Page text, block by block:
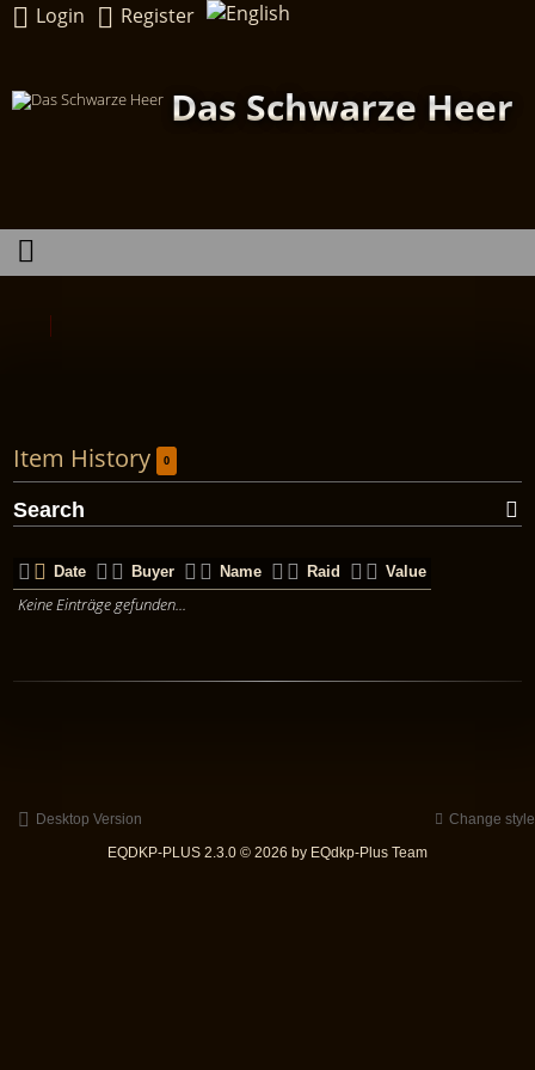
Login Register
Das Schwarze Heer
Item History 0
Search
Date Buyer Name Raid Value
Keine Einträge gefunden...
Desktop Version
Change style
EQDKP-PLUS 2.3.0 © 2026 by EQdkp-Plus Team